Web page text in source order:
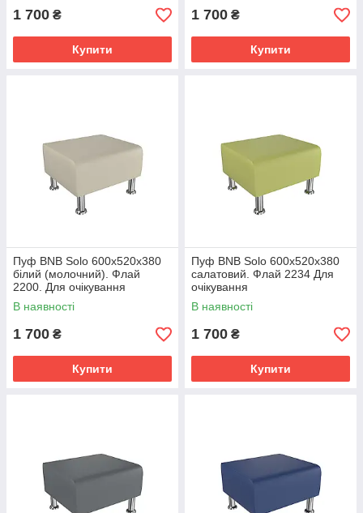
1 700 ₴
Купити
1 700 ₴
Купити
Пуф BNB Solo 600x520x380
білий (молочний). Флай
2200. Для очікування
В наявності
1 700 ₴
Купити
Пуф BNB Solo 600x520x380
салатовий. Флай 2234 Для
очікування
В наявності
1 700 ₴
Купити